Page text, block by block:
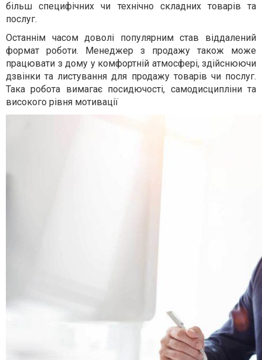
більш специфічних чи технічно складних товарів та
послуг.
Останнім часом доволі популярним став віддалений
формат роботи. Менеджер з продажу також може
працювати з дому у комфортній атмосфері, здійснюючи
дзвінки та листування для продажу товарів чи послуг.
Така робота вимагає посидючості, самодисципліни та
високого рівня мотивації